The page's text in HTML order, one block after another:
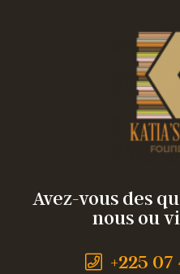
Avez-vous des
nous ou
+225